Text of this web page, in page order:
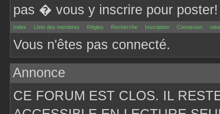
pas � vous y inscrire pour poster!
Index Liste des membres Règles Recherche Inscription Connexion
Vous n'êtes pas connecté.
Annonce
CE FORUM EST CLOS. IL